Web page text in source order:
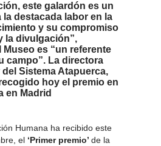
este galardón es un
destacada labor en la
y su compromiso
la divulgación”,
es “un referente
campo”. La directora
Sistema Atapuerca,
hoy el premio en
en Madrid
Humana ha recibido este
el ‘Primer premio’ de la